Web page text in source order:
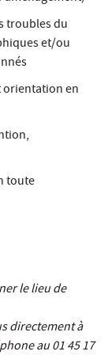
troubles du
et/ou
orientation en
toute
le lieu de
directement à
au 01 45 17